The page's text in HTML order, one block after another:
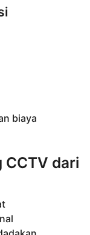
biaya
CCTV dari